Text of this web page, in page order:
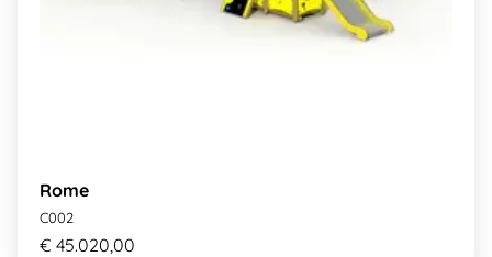
Rome
C002
€ 45.020,00